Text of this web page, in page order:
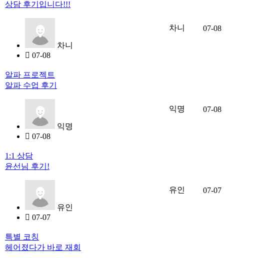
상담 후기입니다!!!
차니
07-08
차니 07-08
알파 프로젝트
알파 수업 후기
익명
07-08
익명 07-08
1:1 상담
윤선님 후기!
유인
07-07
유인 07-07
특별 코칭
헤어졌다가 바로 재회